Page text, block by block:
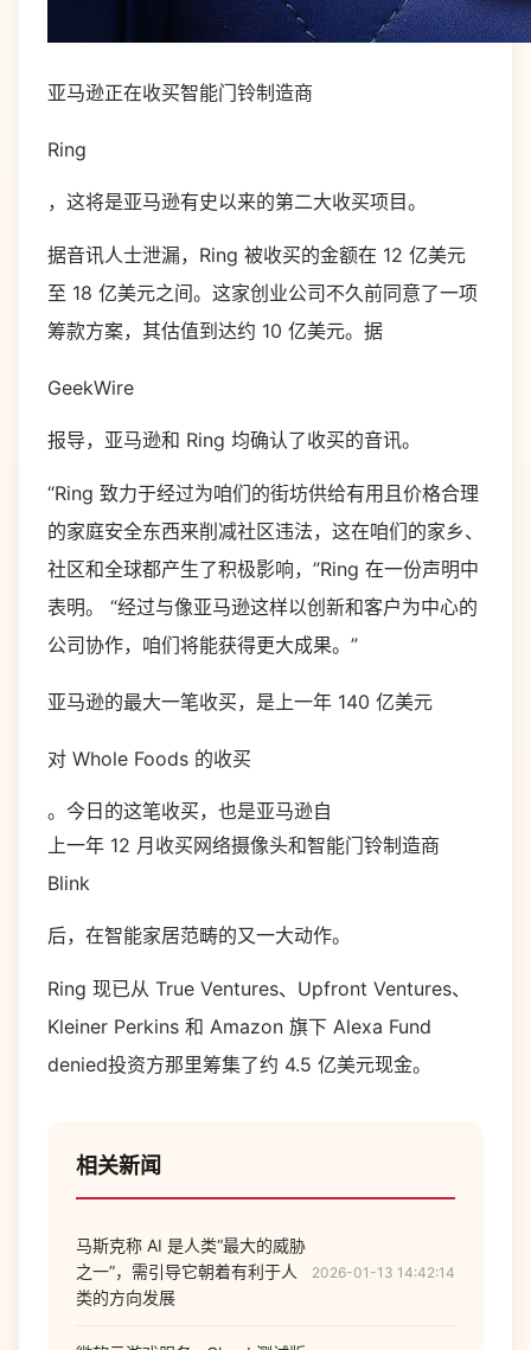
亚马逊正在收买智能门铃制造商
Ring
，这将是亚马逊有史以来的第二大收买项目。
据音讯人士泄漏，Ring 被收买的金额在 12 亿美元
至 18 亿美元之间。这家创业公司不久前同意了一项
筹款方案，其估值到达约 10 亿美元。据
GeekWire
报导，亚马逊和 Ring 均确认了收买的音讯。
“Ring 致力于经过为咱们的街坊供给有用且价格合理
的家庭安全东西来削减社区违法，这在咱们的家乡、
社区和全球都产生了积极影响，”Ring 在一份声明中
表明。 “经过与像亚马逊这样以创新和客户为中心的
公司协作，咱们将能获得更大成果。”
亚马逊的最大一笔收买，是上一年 140 亿美元
对 Whole Foods 的收买
。今日的这笔收买，也是亚马逊自
上一年 12 月收买网络摄像头和智能门铃制造商
Blink
后，在智能家居范畴的又一大动作。
Ring 现已从 True Ventures、Upfront Ventures、
Kleiner Perkins 和 Amazon 旗下 Alexa Fund
denied投资方那里筹集了约 4.5 亿美元现金。
相关新闻
马斯克称 AI 是人类“最大的威胁
之一”，需引导它朝着有利于人
类的方向发展
2026-01-13 14:42:14